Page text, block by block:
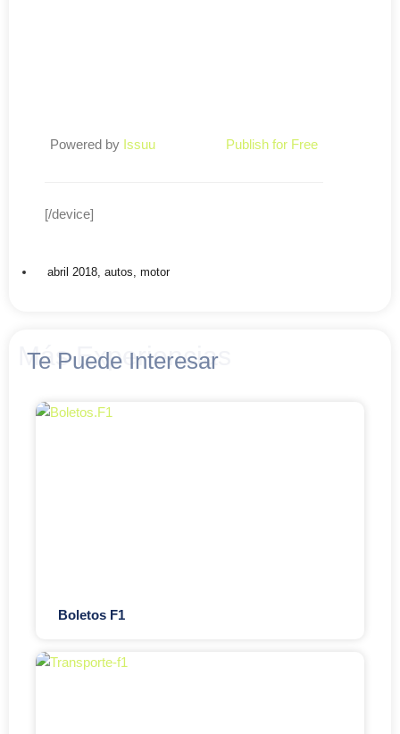
Powered by Issuu Publish for Free
[/device]
abril 2018, autos, motor
Más Experiencias
Te Puede Interesar
Boletos F1